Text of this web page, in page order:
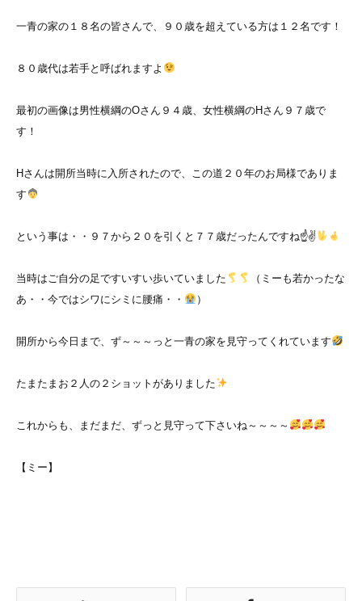
一青の家の１８名の皆さんで、９０歳を超えている方は１２名です！
８０歳代は若手と呼ばれますよ
最初の画像は男性横綱のOさん９４歳、女性横綱のHさん９７歳で
す！
Hさんは開所当時に入所されたので、この道２０年のお局様でありま
す
という事は・・９７から２０を引くと７７歳だったんですね☝✌
当時はご自分の足ですいすい歩いていました
（ミーも若かったな
あ・・今ではシワにシミに腰痛・・
）
開所から今日まで、ず～～～っと一青の家を見守ってくれています
たまたまお２人の２ショットがありました
これからも、まだまだ、ずっと見守って下さいね～～～～
【ミー】